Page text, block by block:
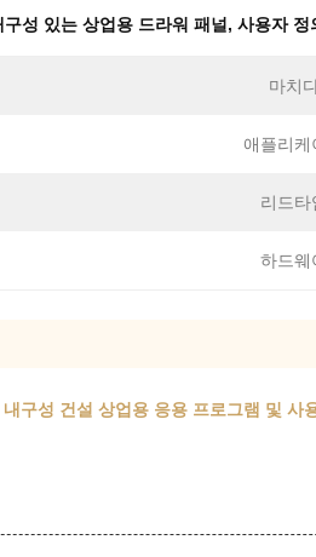
구성 있는 상업용 드라워 패널, 사용자 정
마치
애플리케
리드타
하드웨
구성 건설 상업용 응용 프로그램 및 사